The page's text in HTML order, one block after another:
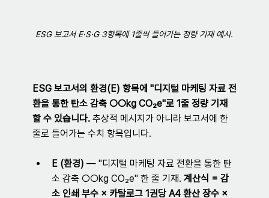
ESG 보고서 E·S·G 3항목에 1줄씩 들어가는 정량 기재 예시.
ESG 보고서의 환경(E) 항목에 "디지털 마케팅 자료 전
환을 통한 탄소 감축 ○○kg CO₂e"로 1줄 정량 기재
할 수 있습니다. 추상적 메시지가 아니라 보고서에 한
줄로 들어가는 수치 항목입니다.
E (환경) — "디지털 마케팅 자료 전환을 통한 탄
소 감축 ○○kg CO₂e" 한 줄 기재. 계산식 = 감
소 인쇄 부수 × 카탈로그 1권당 A4 환산 장수 ×